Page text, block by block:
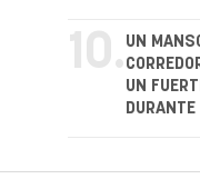
10. UN
UN